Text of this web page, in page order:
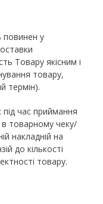
повинен у
Товару якісним і
товару,
термін).
час приймання
в товарному чеку/
накладній на
до кількості
товару.